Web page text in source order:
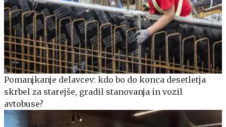
Pomanjkanje delavcev: kdo bo do konca desetletja
skrbel za starejše, gradil stanovanja in vozil
avtobuse?